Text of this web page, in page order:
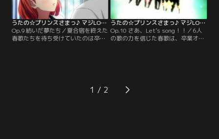
うたの☆プリンスさまっ♪ マジLOVE1000％ 第09話
Op.9 紡いだ夢たち／夏合宿を終えた
春歌たちを待ち受けていたのは卒業
オーディションのペア決定の期日。
【提供：バンダイチャンネル】
うたの☆プリンスさまっ♪ マジLOVE1000％ 第10話
Op.10 さあ、Let’s song！！／6人
の歌の力を信じた春歌は、卒業オー
ディション合格のためにある決断を
リストして新たな衝動に突き動かさ
れ、それぞれの行動に出る。【提
1